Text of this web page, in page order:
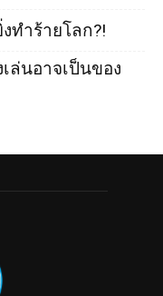
ทำร้ายโลก?!
เล่นอาจเป็นของ